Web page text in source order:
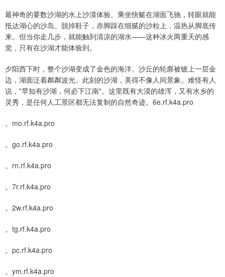
最神奇的要数沙湖的水上沙漠体验。乘坐快艇在湖面飞驰，转眼就能
抵达湖心的沙岛。脱掉鞋子，赤脚踩在细腻的沙粒上，温热从脚底传
来。但当你走几步，就能触到清凉的湖水——这种冰火两重天的感
觉，只有在沙湖才能体验到。
夕阳西下时，整个沙湖变成了金色的海洋。沙丘的轮廓被镀上一层金
边，湖面泛着粼粼波光。此刻的沙湖，美得不像人间景象。难怪有人
说，"早知有沙湖，何必下江南"。这里既有大漠的雄浑，又有水乡的
灵秀，是任何人工景区都无法复制的自然奇迹。6e.rf.k4a.pro
。mo.rf.k4a.pro
。go.rf.k4a.pro
。rn.rf.k4a.pro
。7r.rf.k4a.pro
。2w.rf.k4a.pro
。tg.rf.k4a.pro
。pc.rf.k4a.pro
。ym.rf.k4a.pro